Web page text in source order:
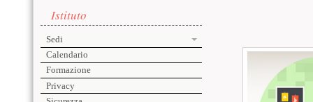
Menu laterale
Istituto
Sedi
Calendario
Formazione
Privacy